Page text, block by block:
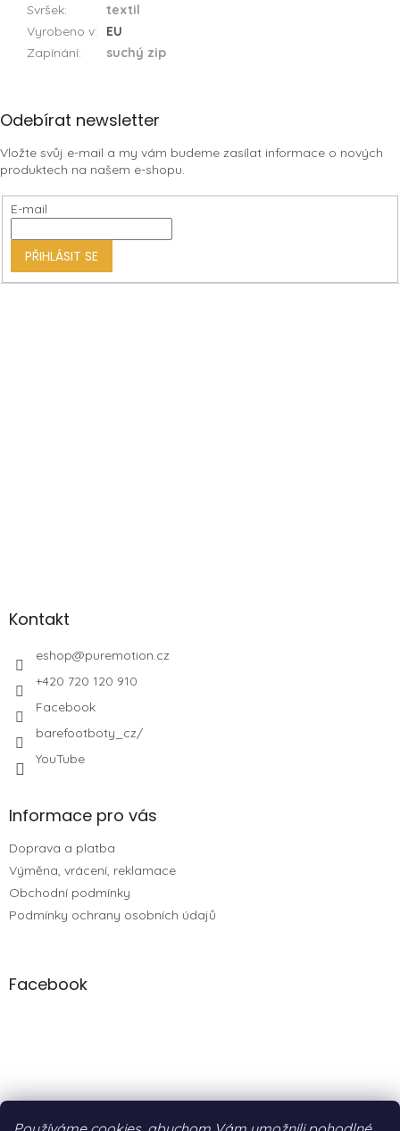
Svršek:
textil
Vyrobeno v:
EU
Zapínání: suchý zip
Z
p
a
t
Odebírat newsletter
Vložte svůj e-mail a my vám budeme zasílat informace o nových
produktech na našem e-shopu.
E-mail
PŘIHLÁSIT SE
Kontakt
eshop@puremotion.cz
+420 720 120 910
Facebook
barefootboty_cz/
YouTube
Informace pro vás
Doprava a platba
Výměna, vrácení, reklamace
Obchodní podmínky
Podmínky ochrany osobních údajů
Facebook